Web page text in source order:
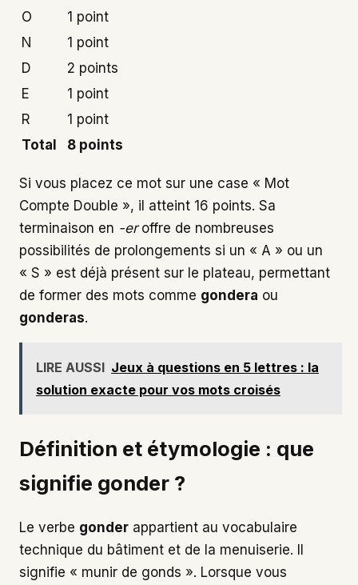
O
1 point
N
1 point
D
2 points
E
1 point
R
1 point
Total
8 points
Si vous placez ce mot sur une case « Mot
Compte Double », il atteint 16 points. Sa
terminaison en -eroffre de nombreuses
possibilités de prolongements si un « A » ou un
« S » est déjà présent sur le plateau, permettant
de former des mots comme gondera ou
gonderas.
LIRE AUSSI Jeux à questions en 5 lettres : la
solution exacte pour vos mots croisés
Définition et étymologie : que
signifie gonder ?
Le verbe gonder appartient au vocabulaire
technique du bâtiment et de la menuiserie. Il
signifie « munir de gonds ». Lorsque vous